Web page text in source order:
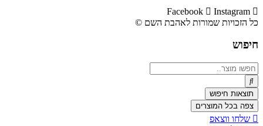
Facebook
Instagram
כל הזכויות שמורות לאהבת השם ©​
חיפוש
Search
...
תוצאות חיפוש
צפה בכל המוצרים
שלחו ווצאפ